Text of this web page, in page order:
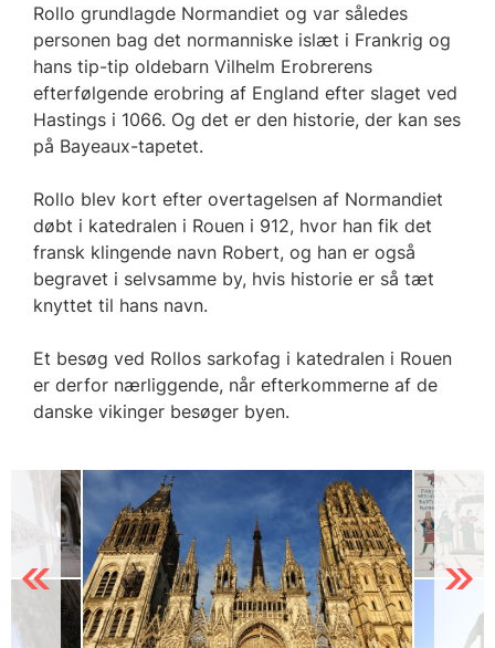
Rollo grundlagde Normandiet og var således
personen bag det normanniske islæt i Frankrig og
hans tip-tip oldebarn Vilhelm Erobrerens
efterfølgende erobring af England efter slaget ved
Hastings i 1066. Og det er den historie, der kan ses
på Bayeaux-tapetet.
Rollo blev kort efter overtagelsen af Normandiet
døbt i katedralen i Rouen i 912, hvor han fik det
fransk klingende navn Robert, og han er også
begravet i selvsamme by, hvis historie er så tæt
knyttet til hans navn.
Et besøg ved Rollos sarkofag i katedralen i Rouen
er derfor nærliggende, når efterkommerne af de
danske vikinger besøger byen.
Previous Next